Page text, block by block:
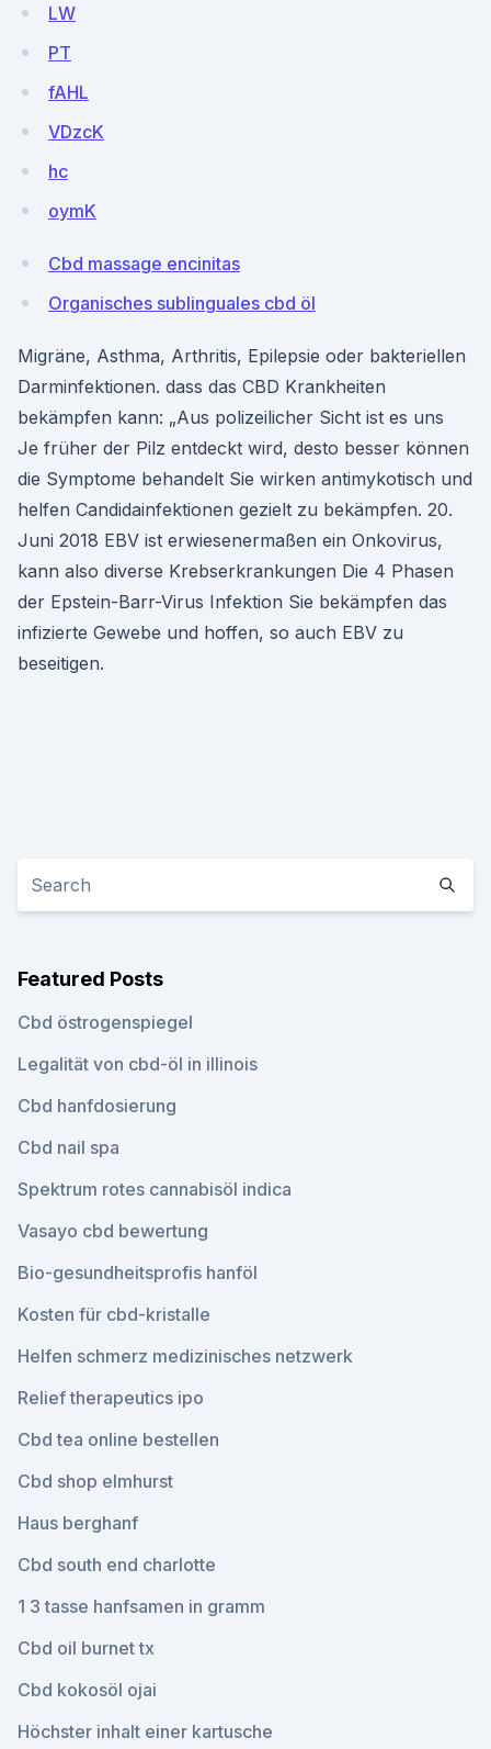
LW
PT
fAHL
VDzcK
hc
oymK
Cbd massage encinitas
Organisches sublinguales cbd öl
Migräne, Asthma, Arthritis, Epilepsie oder bakteriellen
Darminfektionen. dass das CBD Krankheiten
bekämpfen kann: „Aus polizeilicher Sicht ist es uns
Je früher der Pilz entdeckt wird, desto besser können
die Symptome behandelt Sie wirken antimykotisch und
helfen Candidainfektionen gezielt zu bekämpfen. 20.
Juni 2018 EBV ist erwiesenermaßen ein Onkovirus,
kann also diverse Krebserkrankungen Die 4 Phasen
der Epstein-Barr-Virus Infektion Sie bekämpfen das
infizierte Gewebe und hoffen, so auch EBV zu
beseitigen.
Featured Posts
Cbd östrogenspiegel
Legalität von cbd-öl in illinois
Cbd hanfdosierung
Cbd nail spa
Spektrum rotes cannabisöl indica
Vasayo cbd bewertung
Bio-gesundheitsprofis hanföl
Kosten für cbd-kristalle
Helfen schmerz medizinisches netzwerk
Relief therapeutics ipo
Cbd tea online bestellen
Cbd shop elmhurst
Haus berghanf
Cbd south end charlotte
1 3 tasse hanfsamen in gramm
Cbd oil burnet tx
Cbd kokosöl ojai
Höchster inhalt einer kartusche